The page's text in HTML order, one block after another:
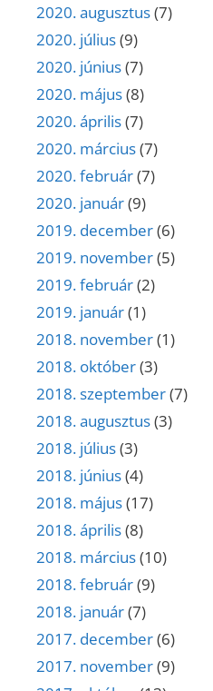
2020. augusztus(7)
2020. július(9)
2020. június(7)
2020. május(8)
2020. április(7)
2020. március(7)
2020. február(7)
2020. január(9)
2019. december(6)
2019. november(5)
2019. február(2)
2019. január(1)
2018. november(1)
2018. október(3)
2018. szeptember(7)
2018. augusztus(3)
2018. július(3)
2018. június(4)
2018. május(17)
2018. április(8)
2018. március(10)
2018. február(9)
2018. január(7)
2017. december(6)
2017. november(9)